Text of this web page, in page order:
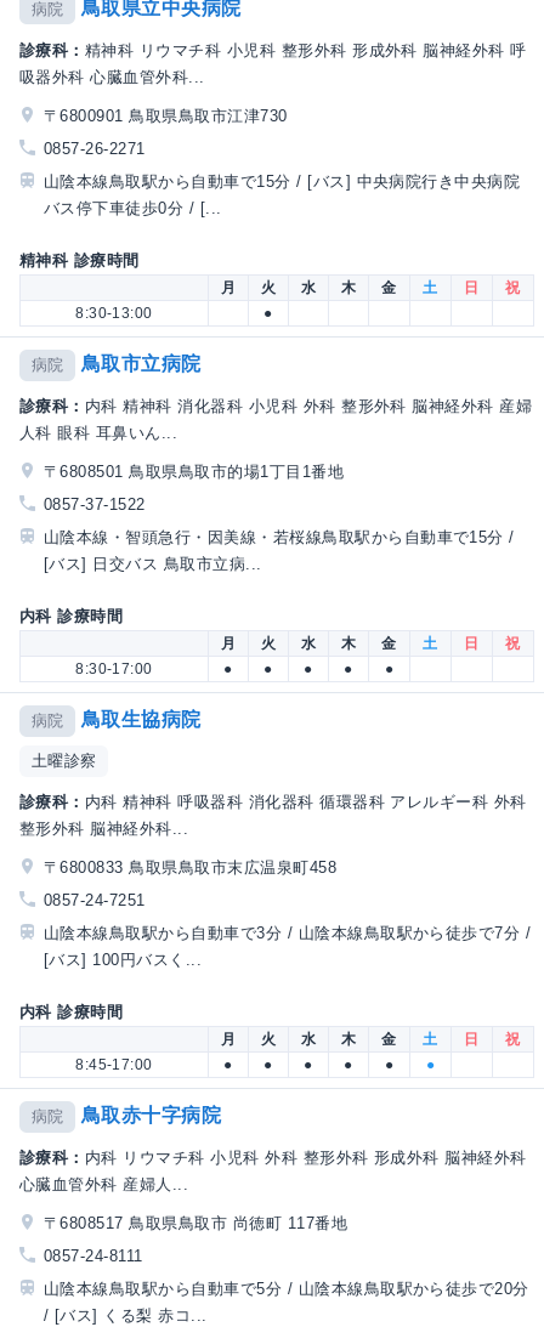
病院 鳥取県立中央病院
診療科： 精神科 リウマチ科 小児科 整形外科 形成外科 脳神経外科 呼
吸器外科 心臓血管外科...
〒6800901 鳥取県鳥取市江津730
0857-26-2271
山陰本線鳥取駅から自動車で15分 / [バス] 中央病院行き中央病院
バス停下車徒歩0分 / [...
精神科 診療時間
月 火 水 木 金 土 日
祝
8:30-13:00
●
病院 鳥取市立病院
診療科： 内科 精神科 消化器科 小児科 外科 整形外科 脳神経外科 産婦
人科 眼科 耳鼻いん...
〒6808501 鳥取県鳥取市的場1丁目1番地
0857-37-1522
山陰本線・智頭急行・因美線・若桜線鳥取駅から自動車で15分 /
[バス] 日交バス 鳥取市立病...
内科 診療時間
月 火 水 木 金 土 日
祝
8:30-17:00
● ● ● ● ●
病院 鳥取生協病院
土曜診察
診療科： 内科 精神科 呼吸器科 消化器科 循環器科 アレルギー科 外科
整形外科 脳神経外科...
〒6800833 鳥取県鳥取市末広温泉町458
0857-24-7251
山陰本線鳥取駅から自動車で3分 / 山陰本線鳥取駅から徒歩で7分 /
[バス] 100円バスく...
内科 診療時間
月 火 水 木 金 土 日
祝
8:45-17:00
● ● ● ● ● ●
病院 鳥取赤十字病院
診療科： 内科 リウマチ科 小児科 外科 整形外科 形成外科 脳神経外科
心臓血管外科 産婦人...
〒6808517 鳥取県鳥取市 尚徳町 117番地
0857-24-8111
山陰本線鳥取駅から自動車で5分 / 山陰本線鳥取駅から徒歩で20分
/ [バス] くる梨 赤コ...